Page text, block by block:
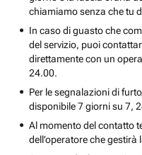
chiamiamo senza che tu
In caso di guasto che
del servizio, puoi
direttamente con un
24.00.
Per le segnalazioni di
disponibile 7 giorni su 7,
Al momento del contatto
dell’operatore che gestirà